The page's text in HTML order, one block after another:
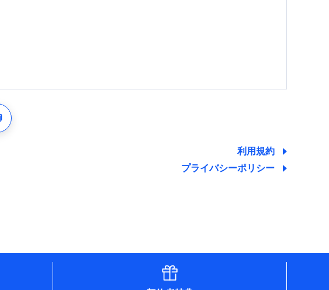
険その他に関する情報を提供し、金融商品等の契約を勧奨するた
案内、提供するため
利用規約
プライバシーポリシー